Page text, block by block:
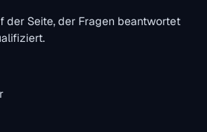
der Seite, der Fragen beantwortet